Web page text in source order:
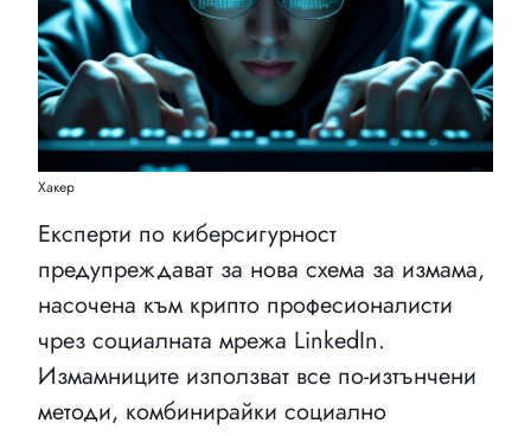
Хакер
Експерти по киберсигурност
предупреждават за нова схема за измама,
насочена към крипто професионалисти
чрез социалната мрежа LinkedIn.
Измамниците използват все по-изтънчени
методи, комбинирайки социално